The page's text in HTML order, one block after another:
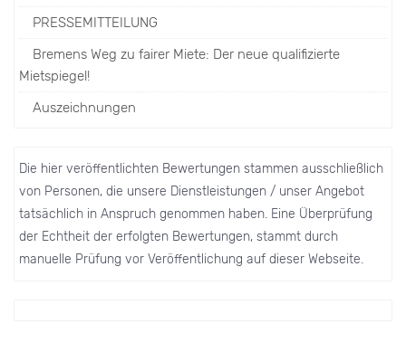
PRESSEMITTEILUNG
Bremens Weg zu fairer Miete: Der neue qualifizierte
Mietspiegel!
Auszeichnungen
Die hier veröffentlichten Bewertungen stammen ausschließlich
von Personen, die unsere Dienstleistungen / unser Angebot
tatsächlich in Anspruch genommen haben. Eine Überprüfung
der Echtheit der erfolgten Bewertungen, stammt durch
manuelle Prüfung vor Veröffentlichung auf dieser Webseite.